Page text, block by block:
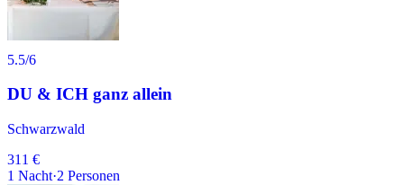
5.5/6
DU & ICH ganz allein
Schwarzwald
311 €
1 Nacht·2 Personen